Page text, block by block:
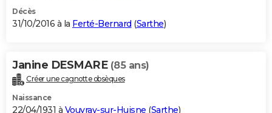
Décès
31/10/2016 à la Ferté-Bernard (Sarthe)
Janine DESMARE (85 ans)
Créer une cagnotte obsèques
Naissance
22/04/1931 à Vouvray-sur-Huisne (Sarthe)